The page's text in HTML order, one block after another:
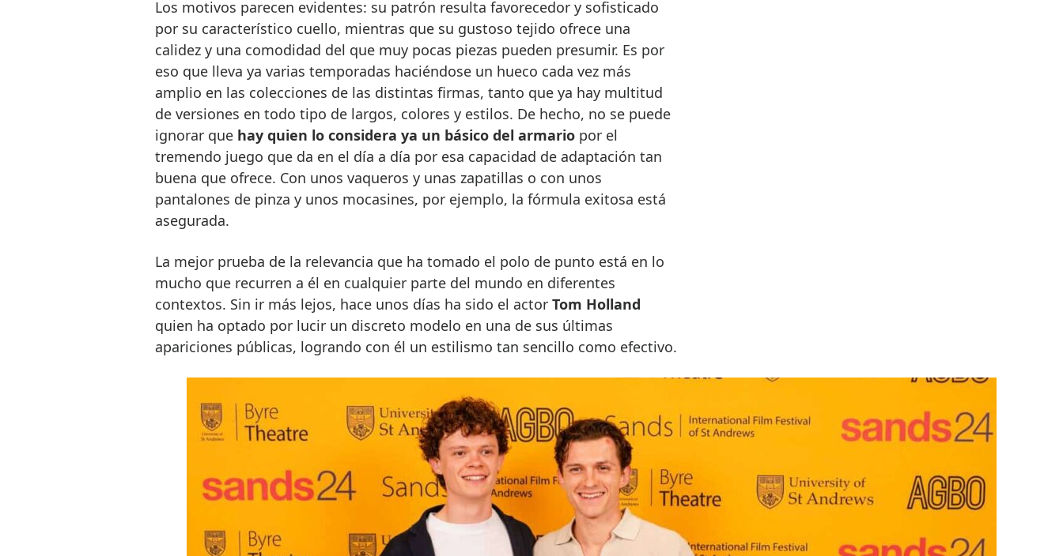
Los motivos parecen evidentes: su patrón resulta favorecedor y sofisticado
por su característico cuello, mientras que su gustoso tejido ofrece una
calidez y una comodidad del que muy pocas piezas pueden presumir. Es por
eso que lleva ya varias temporadas haciéndose un hueco cada vez más
amplio en las colecciones de las distintas firmas, tanto que ya hay multitud
de versiones en todo tipo de largos, colores y estilos. De hecho, no se puede
ignorar que hay quien lo considera ya un básico del armariopor el
tremendo juego que da en el día a día por esa capacidad de adaptación tan
buena que ofrece. Con unos vaqueros y unas zapatillas o con unos
pantalones de pinza y unos mocasines, por ejemplo, la fórmula exitosa está
asegurada.
La mejor prueba de la relevancia que ha tomado el polo de punto está en lo
mucho que recurren a él en cualquier parte del mundo en diferentes
contextos. Sin ir más lejos, hace unos días ha sido el actor Tom Holland
quien ha optado por lucir un discreto modelo en una de sus últimas
apariciones públicas, logrando con él un estilismo tan sencillo como efectivo.